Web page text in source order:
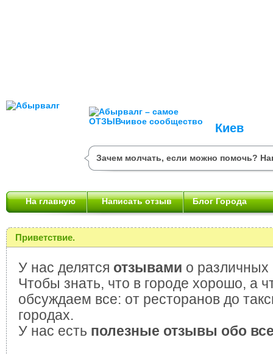
Киев
Зачем молчать, если можно помочь?
На главную Написать отзыв Блог Города
Приветствие.
У нас делятся отзывами о различных
Чтобы знать, что в городе хорошо, а
обсуждаем все: от ресторанов до
городах.
У нас есть полезные отзывы обо